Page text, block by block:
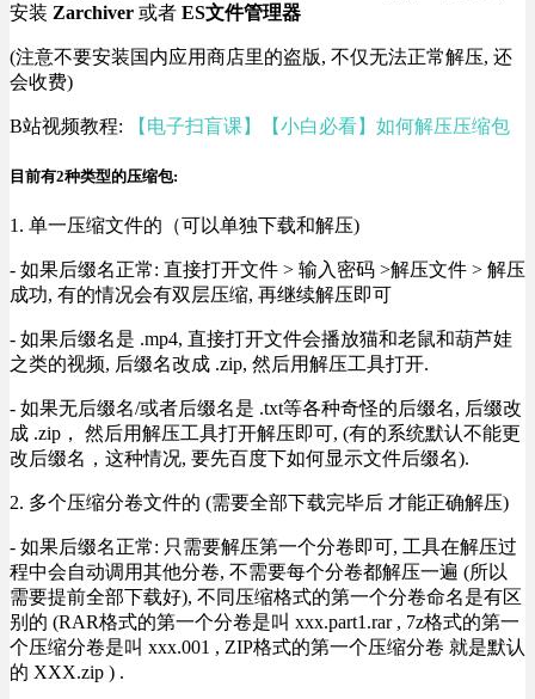
安装 Zarchiver 或者 ES文件管理器
(注意不要安装国内应用商店里的盗版, 不仅无法正常解压, 还
会收费)
B站视频教程: 【电子扫盲课】【小白必看】如何解压压缩包
目前有2种类型的压缩包:
1. 单一压缩文件的（可以单独下载和解压)
- 如果后缀名正常: 直接打开文件 > 输入密码 >解压文件 > 解压
成功, 有的情况会有双层压缩, 再继续解压即可
- 如果后缀名是 .mp4, 直接打开文件会播放猫和老鼠和葫芦娃
之类的视频, 后缀名改成 .zip, 然后用解压工具打开.
- 如果无后缀名/或者后缀名是 .txt等各种奇怪的后缀名, 后缀改
成 .zip， 然后用解压工具打开解压即可, (有的系统默认不能更
改后缀名，这种情况, 要先百度下如何显示文件后缀名).
2. 多个压缩分卷文件的 (需要全部下载完毕后 才能正确解压)
- 如果后缀名正常: 只需要解压第一个分卷即可, 工具在解压过
程中会自动调用其他分卷, 不需要每个分卷都解压一遍 (所以
需要提前全部下载好), 不同压缩格式的第一个分卷命名是有区
别的 (RAR格式的第一个分卷是叫 xxx.part1.rar , 7z格式的第一
个压缩分卷是叫 xxx.001 , ZIP格式的第一个压缩分卷 就是默认
的 XXX.zip ) .